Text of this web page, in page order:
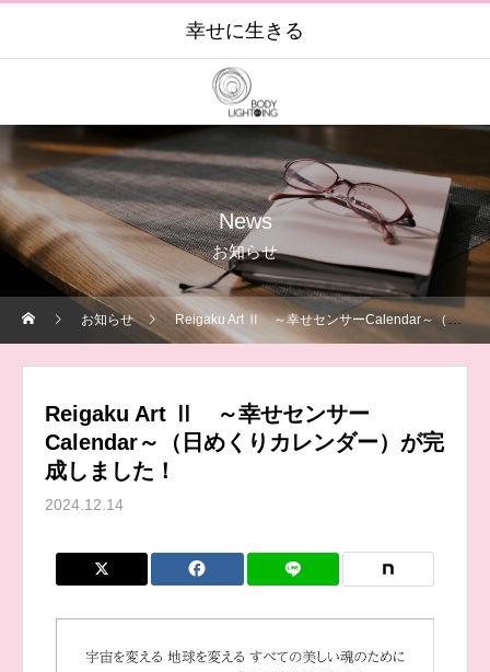
幸せに生きる
News
お知らせ
お知らせ Reigaku Art Ⅱ ～幸せセンサーCalendar～（日めくりカレンダー）が完成しました！
Reigaku Art Ⅱ ～幸せセンサー
Calendar～（日めくりカレンダー）が完
成しました！
2024.12.14